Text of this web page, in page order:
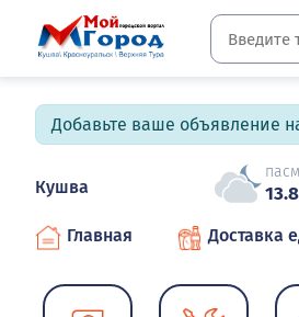
Добавьте ваше объявление
Кушва 13.8
Главная Доставка